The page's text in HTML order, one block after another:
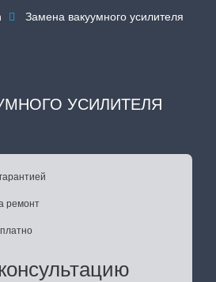
 Замена вакуумного усилителя
УСИЛИТЕЛЯ
ремонт